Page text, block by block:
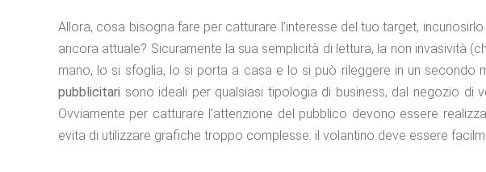
Allora, cosa bisogna fare per catturare l’interesse del tuo target,
ancora attuale? Sicuramente la sua semplicità di lettura, la non invasività
mano, lo si sfoglia, lo si porta a casa e lo si può rileggere in un secondo
pubblicitari sono ideali per qualsiasi tipologia di business, dal negozio di
Ovviamente per catturare l’attenzione del pubblico devono essere
evita di utilizzare grafiche troppo complesse: il volantino deve essere